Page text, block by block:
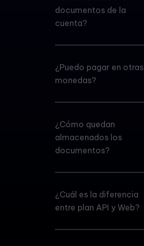
documentos de la
cuenta?
¿Puedo pagar en otras
monedas?
¿Cómo quedan
almacenados los
documentos?
¿Cuál es la diferencia
entre plan API y Web?